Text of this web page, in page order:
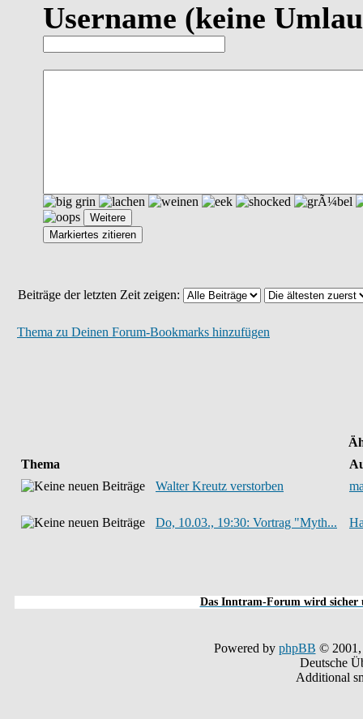
Username (keine
Beiträge der letzten Zeit zeigen:
Thema zu Deinen Forum-Bookmarks hinzufügen
Thema
Walter Kreutz verstorben
Do, 10.03., 19:30: Vortrag "Myth...
Das Inntram-Forum wird sicher
Powered by phpBB © 2001,
Deutsche
Additional